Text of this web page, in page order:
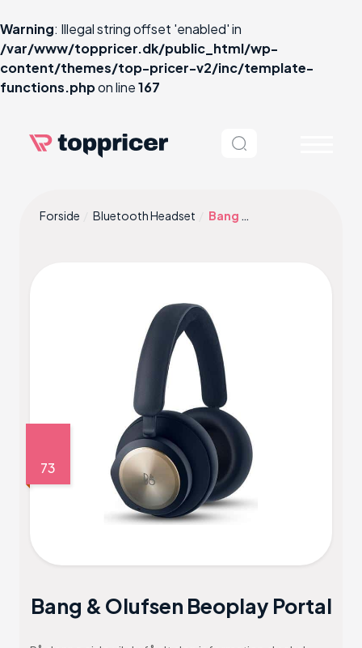
Warning: Illegal string offset 'enabled' in
/var/www/toppricer.dk/public_html/wp-
content/themes/top-pricer-v2/inc/template-
functions.phpon line167
Forside Bluetooth Headset Bang & Olufsen Beoplay Portal
73
Bang & Olufsen Beoplay Portal